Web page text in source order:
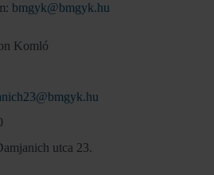
bmgyk@bmgyk.hu
Komló
utca 23.